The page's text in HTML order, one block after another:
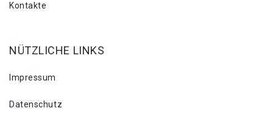
Kontakte
NÜTZLICHE LINKS
Impressum
Datenschutz